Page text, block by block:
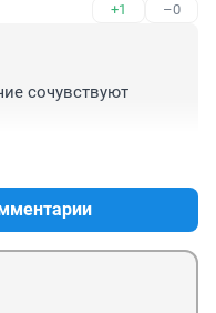
+1 –0
сочувствуют